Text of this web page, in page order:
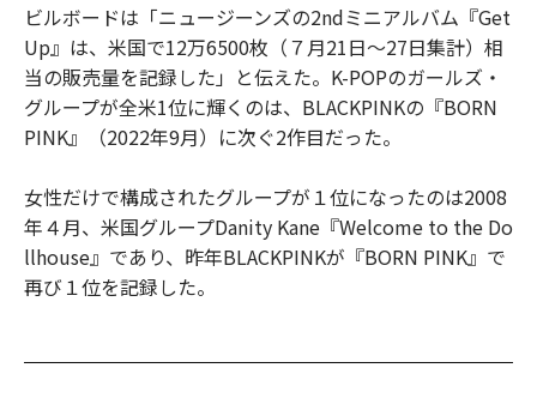
ビルボードは「ニュージーンズの2ndミニアルバム『Get
Up』は、米国で12万6500枚（７月21日～27日集計）相
当の販売量を記録した」と伝えた。K-POPのガールズ・
グループが全米1位に輝くのは、BLACKPINKの『BORN
PINK』（2022年9月）に次ぐ2作目だった。
女性だけで構成されたグループが１位になったのは2008
年４月、米国グループDanity Kane『Welcome to the Do
llhouse』であり、昨年BLACKPINKが『BORN PINK』で
再び１位を記録した。